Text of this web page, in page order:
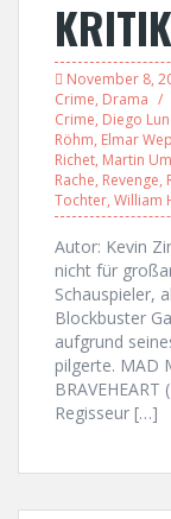
November 8,
Crime, Drama
Crime, Diego
Röhm, Elmar
Richet, Martin
Rache, Revenge,
Tochter, William
Autor: Kevin
nicht für
Schauspieler,
Blockbuster
aufgrund
pilgerte. MAD
Regisseur […]